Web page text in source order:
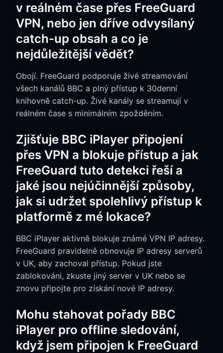
v reálném čase přes FreeGuard
VPN, nebo jen dříve odvysílaný
catch-up obsah a co je
nejdůležitější vědět?
Obojí. FreeGuard podporuje živé streamování
všech kanálů BBC a plný přístup k 30denní
knihovně catch-up. Živé kanály se streamují v
reálném čase s minimálním zpožděním.
Zjišťuje BBC iPlayer připojení
přes VPN a blokuje přístup a jak
FreeGuard tuto detekci řeší a
jaké jsou nejúčinnější způsoby,
jak si udržet spolehlivý přístup k
platformě z mé lokace?
BBC iPlayer aktivně blokuje známé VPN IP adresy.
FreeGuard pravidelně obnovuje IP adresy serverů
v UK, aby zachoval přístup. Pokud jste
zablokováni, zkuste jiný server v UK nebo se
znovu připojte pro získání nové IP adresy.
Mohu stahovat pořady BBC
iPlayer pro offline sledování,
když jsem připojen k FreeGuard